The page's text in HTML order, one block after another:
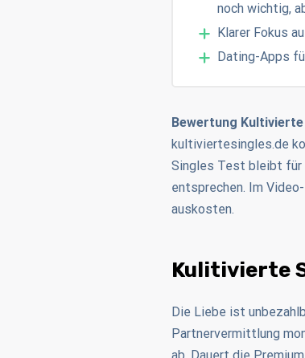
noch wichtig,
Klarer Fokus
Dating-Apps
Bewertung
kultiviertesingles.de
Singles Test bleibt für
entsprechen. Im
auskosten.
Kulitivierte
Die Liebe ist
Partnervermittlung